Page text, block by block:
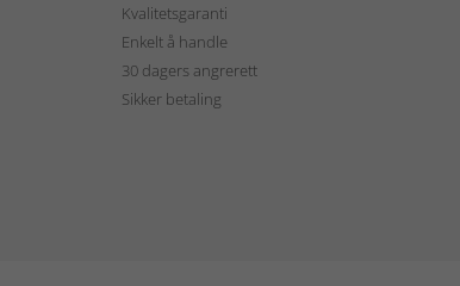
Kvalitetsgaranti
Enkelt å handle
30 dagers angrerett
Sikker betaling